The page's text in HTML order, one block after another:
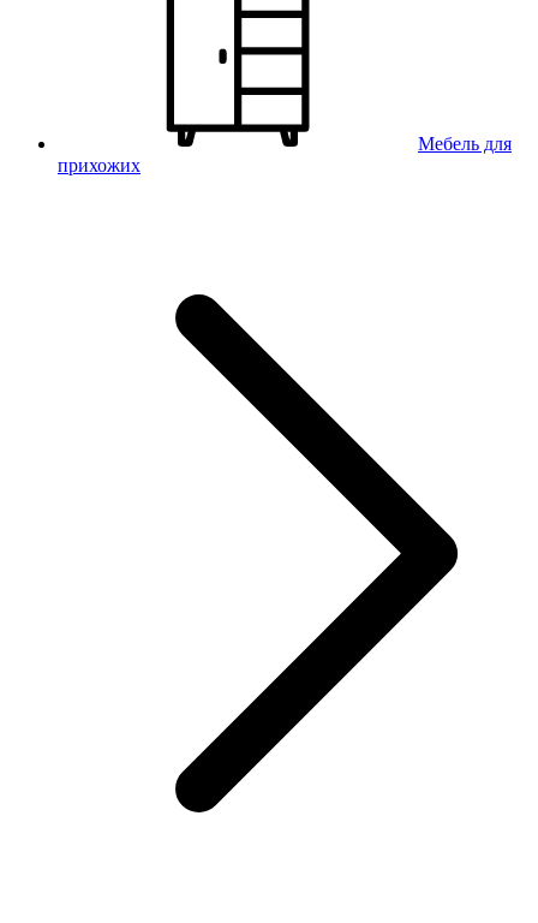
Мебель для
прихожих